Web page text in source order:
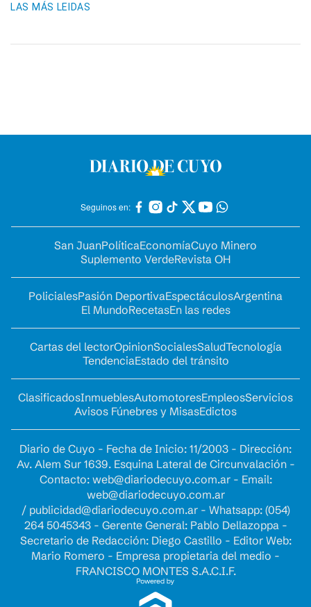
LAS MÁS LEIDAS
Seguinos en:
San JuanPolíticaEconomíaCuyo Minero
Suplemento VerdeRevista OH
PolicialesPasión DeportivaEspectáculosArgentina
El MundoRecetasEn las redes
Cartas del lectorOpinionSocialesSaludTecnología
TendenciaEstado del tránsito
ClasificadosInmueblesAutomotoresEmpleosServicios
Avisos Fúnebres y MisasEdictos
Diario de Cuyo - Fecha de Inicio: 11/2003 - Dirección:
Av. Alem Sur 1639. Esquina Lateral de Circunvalación -
Contacto: web@diariodecuyo.com.ar- Email:
web@diariodecuyo.com.ar
/ publicidad@diariodecuyo.com.ar- Whatsapp: (054)
264 5045343 - Gerente General: Pablo Dellazoppa -
Secretario de Redacción: Diego Castillo - Editor Web:
Mario Romero - Empresa propietaria del medio -
FRANCISCO MONTES S.A.C.I.F.